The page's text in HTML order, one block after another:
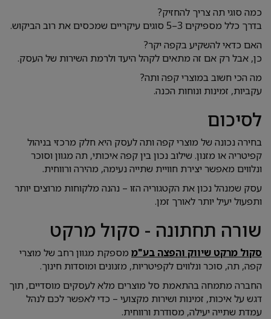
כמה סוגי תה צריך להחזיק?
בדרך כלל מספיקים 3–5 סוגים עיקריים שמכסים את רוב הביקוש.
האם כדאי להשקיע בקפה יקר?
כן, אבל רק אם זה מתאים לקהל היעד ולרמת השירות של העסק.
מה הכי חשוב במוצרי קפה ותה?
עקביות, זמינות ונוחות הכנה.
לסיכום
בחירה נכונה של מוצרי קפה ותה לעסק היא חלק מרכזי בניהול
קפיטריה או מזנון. שילוב נכון בין קפה איכותי, תה מגוון וסוכר
ונלווים מאפשר יצירת חוויית שתייה נעימה, מהירה ורווחית.
עסק שמנהל נכון את הקטגוריה הזו – נהנה מלקוחות מרוצים יותר
ותפעול יעיל יותר לאורך זמן.
שורה תחתונה - סקול מרקט
סקול מרקט שיווק והפצה בע"מ מספקת מגוון רחב של מוצרי
קפה, תה, סוכר ונלווים לקפיטריות, מזנונים ומוסדות חינוך.
החברה מתמחה בהתאמת סל מוצרים מלא לעסקים מוסדיים, תוך
דגש על איכות, זמינות ושירות מקצועי – כדי לאפשר לכם לנהל
עמדת שתייה יעילה, מסודרת ורווחית.